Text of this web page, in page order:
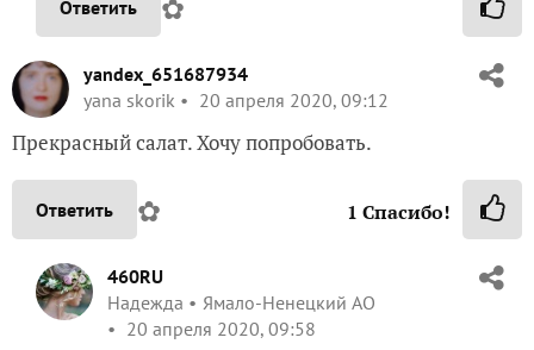
Ответить ✿
yandex_651687934
yana skorik
20 апреля 2020, 09:12
Прекрасный салат. Хочу попробовать.
Ответить ✿ 1 Спасибо!
460RU
Надежда
Ямало-Ненецкий АО
20 апреля 2020, 09:58